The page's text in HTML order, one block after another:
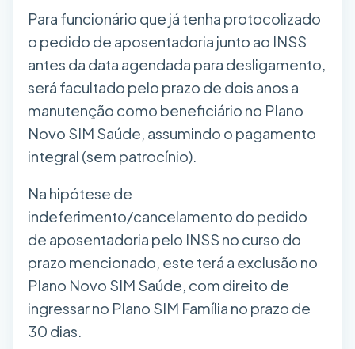
Para funcionário que já tenha protocolizado
o pedido de aposentadoria junto ao INSS
antes da data agendada para desligamento,
será facultado pelo prazo de dois anos a
manutenção como beneficiário no Plano
Novo SIM Saúde, assumindo o pagamento
integral (sem patrocínio).
Na hipótese de
indeferimento/cancelamento do pedido
de aposentadoria pelo INSS no curso do
prazo mencionado, este terá a exclusão no
Plano Novo SIM Saúde, com direito de
ingressar no Plano SIM Família no prazo de
30 dias.